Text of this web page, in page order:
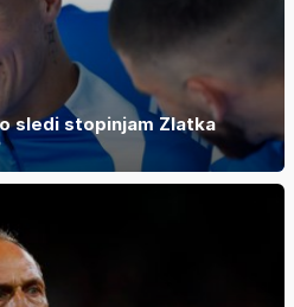
sledi stopinjam Zlatka